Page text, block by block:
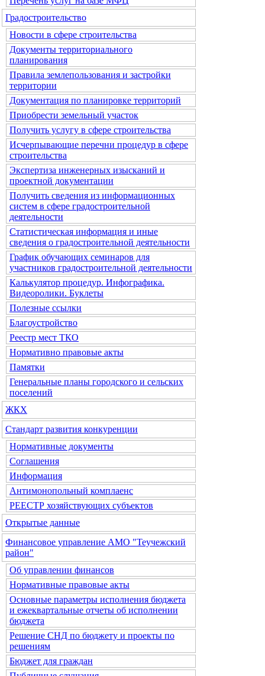
Градостроительство
Новости в сфере строительства
Документы территориального
планирования
Правила землепользования и застройки
территории
Документация по планировке территорий
Приобрести земельный участок
Получить услугу в сфере строительства
Исчерпывающие перечни процедур в сфере
строительства
Экспертиза инженерных изысканий и
проектной документации
Получить сведения из информационных
систем в сфере градостроительной
деятельности
Статистическая информация и иные
сведения о градостроительной деятельности
График обучающих семинаров для
участников градостроительной деятельности
Калькулятор процедур. Инфографика.
Видеоролики. Буклеты
Полезные ссылки
Благоустройство
Реестр мест ТКО
Нормативно правовые акты
Памятки
Генеральные планы городского и сельских
поселений
ЖКХ
Стандарт развития конкуренции
Нормативные документы
Соглашения
Информация
Антимонопольный комплаенс
РЕЕСТР хозяйствующих субъектов
Открытые данные
Финансовое управление АМО "Теучежский
район"
Об управлении финансов
Нормативные правовые акты
Основные параметры исполнения бюджета
и ежеквартальные отчеты об исполнении
бюджета
Решение СНД по бюджету и проекты по
решениям
Бюджет для граждан